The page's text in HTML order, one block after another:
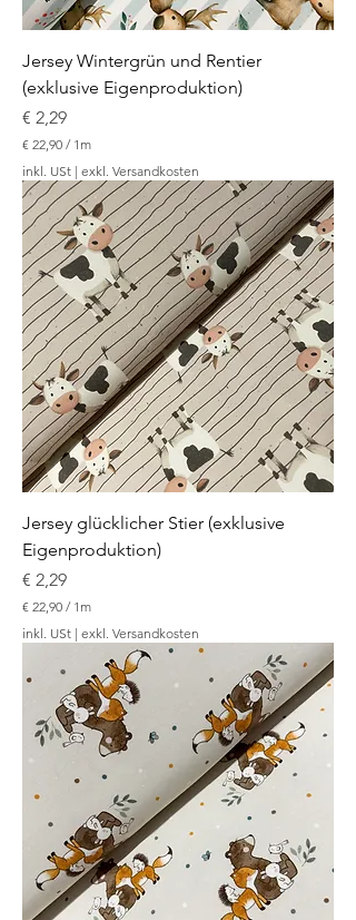
Jersey Wintergrün und Rentier
(exklusive Eigenproduktion)
Preis
€ 2,29
€ 22,90 / 1m
€
2
2
,
9
0
p
o
1
M
e
t
e
r
inkl. USt | exkl. Versandkosten
Jersey glücklicher Stier (exklusive
Eigenproduktion)
Preis
€ 2,29
€ 22,90 / 1m
€
2
inkl. USt | exkl. Versandkosten